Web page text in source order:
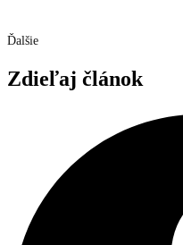
Ďalšie
Zdieľaj článok